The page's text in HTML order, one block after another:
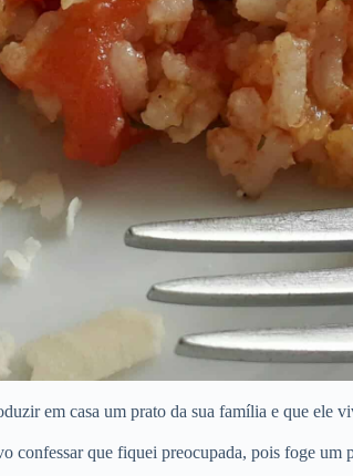
em casa um prato da sua família e que ele
confessar que fiquei preocupada, pois foge